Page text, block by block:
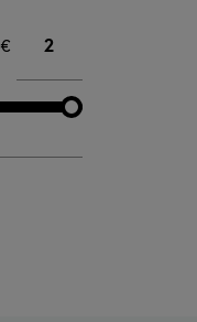
€